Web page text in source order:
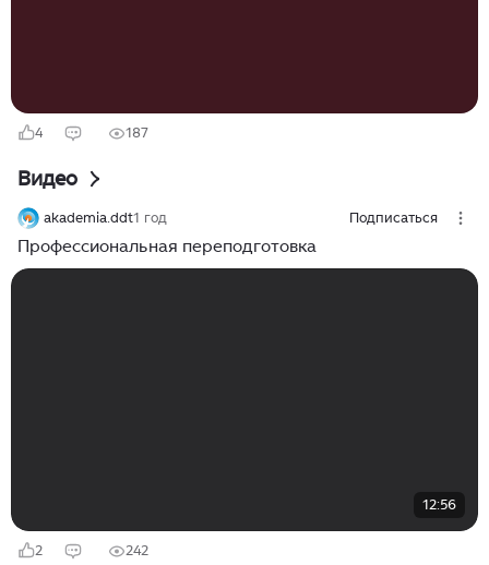
4 187
Видео
akademia.ddt1 год Подписаться
Профессиональная переподготовка
12:56
2 242